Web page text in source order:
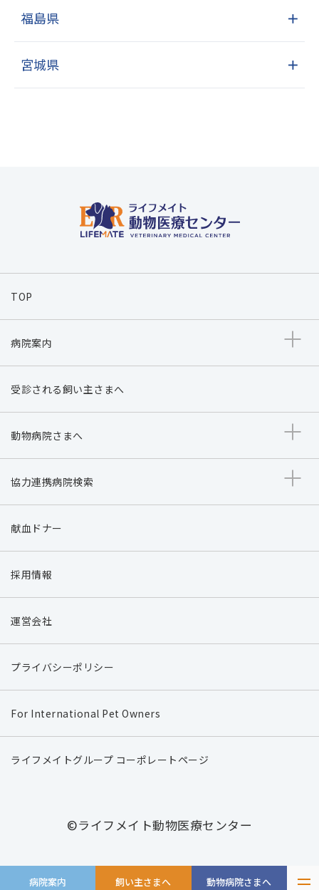
病院案内 飼い主さまへ 動物病院さまへ
福島県 ＋
宮城県 ＋
TOP
病院案内
受診される飼い主さまへ
動物病院さまへ
協力連携病院検索
献血ドナー
採用情報
運営会社
プライバシーポリシー
For International Pet Owners
ライフメイトグループ コーポレートページ
©ライフメイト動物医療センター